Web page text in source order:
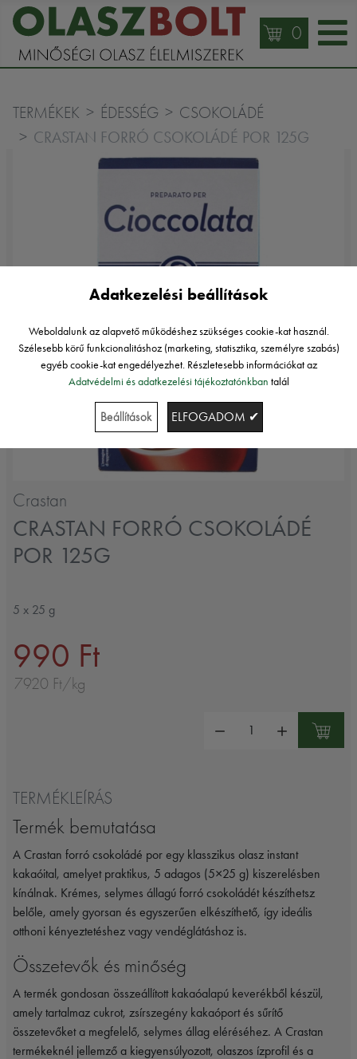
0
TERMÉKEK ÉDESSÉG CSOKOLÁDÉ
CRASTAN FORRÓ CSOKOLÁDÉ POR 125G
Crastan
CRASTAN FORRÓ CSOKOLÁDÉ
POR 125G
5 x 25 g
990 Ft
7920 Ft/kg
TERMÉKLEÍRÁS
Termék bemutatása
A Crastan forró csokoládé por egy klasszikus olasz instant
kakaóital, amelyet praktikus, 5 adagos (5×25 g) kiszerelésben
kínálnak. Krémes, selymes állagú forró csokoládét készíthetsz
belőle, amely gyorsan és egyszerűen elkészíthető, így ideális
otthoni kényeztetéshez vagy vendéglátáshoz is.
Összetevők és minőség
A termék gondosan összeállított kakaóalapú keverékből készül,
amely tartalmaz cukrot, zsírszegény kakaóport és sűrítő
összetevőket a megfelelő, selymes állag eléréséhez. A Crastan
termékeknél jellemző a kiegyensúlyozott, olaszos ízprofil és a
Adatkezelési beállítások
Weboldalunk az alapvető működéshez szükséges cookie-kat használ.
Szélesebb körű funkcionalitáshoz (marketing, statisztika, személyre szabás)
egyéb cookie-kat engedélyezhet. Részletesebb információkat az
Adatvédelmi és adatkezelési tájékoztatónkban talál
Beállítások ELFOGADOM ✔